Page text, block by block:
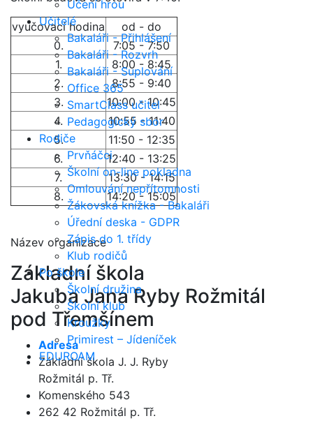
Učení hrou
Učitelé
Bakaláři - Přihlášení
Bakaláři - Rozvrh
Bakaláři - Suplování
Office 365
SmartClass učitel
Pedagogický sbor
Rodiče
Prvňáčci
Školní on-line pokladna
Omlouvání nepřítomnosti
Žákovská knížka - Bakaláři
Úřední deska - GDPR
Zápis do 1. třídy
Klub rodičů
Po škole
Školní družina
Školní klub
Kroužky
Primirest – Jídeníček
EDUROAM
vyučovací hodina
od - do
0.
7:05 - 7:50
1.
8:00 - 8:45
2.
8:55 - 9:40
3.
10:00 - 10:45
4.
10:55 - 11:40
5.
11:50 - 12:35
6.
12:40 - 13:25
7.
13:30 - 14:15
8.
14:20 - 15:05
Název organizace
Základní škola
Jakuba Jana Ryby Rožmitál
pod Třemšínem
Adresa
Základní škola J. J. Ryby
Rožmitál p. Tř.
Komenského 543
262 42 Rožmitál p. Tř.